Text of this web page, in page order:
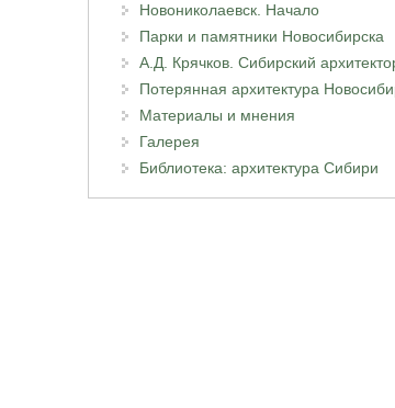
Новониколаевск. Начало
Парки и памятники Новосибирска
А.Д. Крячков. Сибирский
Потерянная архитектура
Материалы и мнения
Галерея
Библиотека: архитектура Сибири